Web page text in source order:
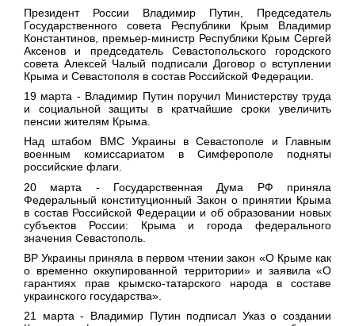
Президент России Владимир Путин, Председатель
Государственного совета Республики Крым Владимир
Константинов, премьер-министр Республики Крым Сергей
Аксенов и председатель Севастопольского городского
совета Алексей Чалый подписали Договор о вступлении
Крыма и Севастополя в состав Российской Федерации.
19 марта - Владимир Путин поручил Министерству труда
и социальной защиты в кратчайшие сроки увеличить
пенсии жителям Крыма.
Над штабом ВМС Украины в Севастополе и Главным
военным комиссариатом в Симферополе подняты
российские флаги.
20 марта - Государственная Дума РФ приняла
Федеральный конституционный Закон о принятии Крыма
в состав Российской Федерации и об образовании новых
субъектов России: Крыма и города федерального
значения Севастополь.
ВР Украины приняла в первом чтении закон «О Крыме как
о временно оккупированной территории» и заявила «О
гарантиях прав крымско-татарского народа в составе
украинского государства».
21 марта- Владимир Путин подписал Указ о создании